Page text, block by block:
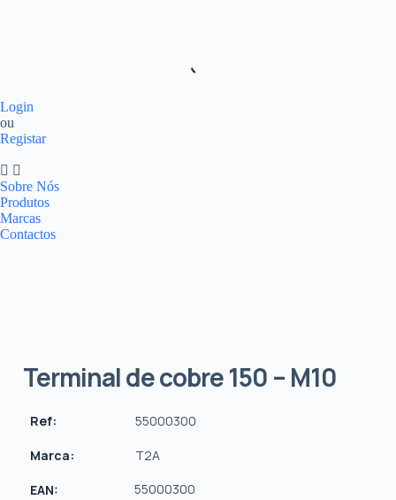
Login
ou
Registar
Sobre Nós
Produtos
Marcas
Contactos
Terminal de cobre 150 – M10
Ref: 55000300
Marca: T2A
EAN: 55000300